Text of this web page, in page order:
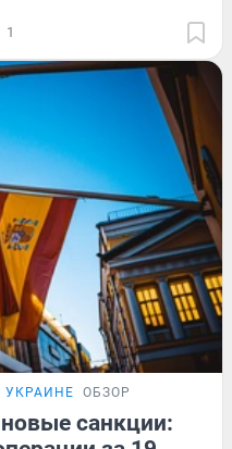
1
УКРАИНЕ ОБЗОР
санкции: